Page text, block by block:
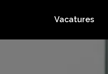
Vacatures